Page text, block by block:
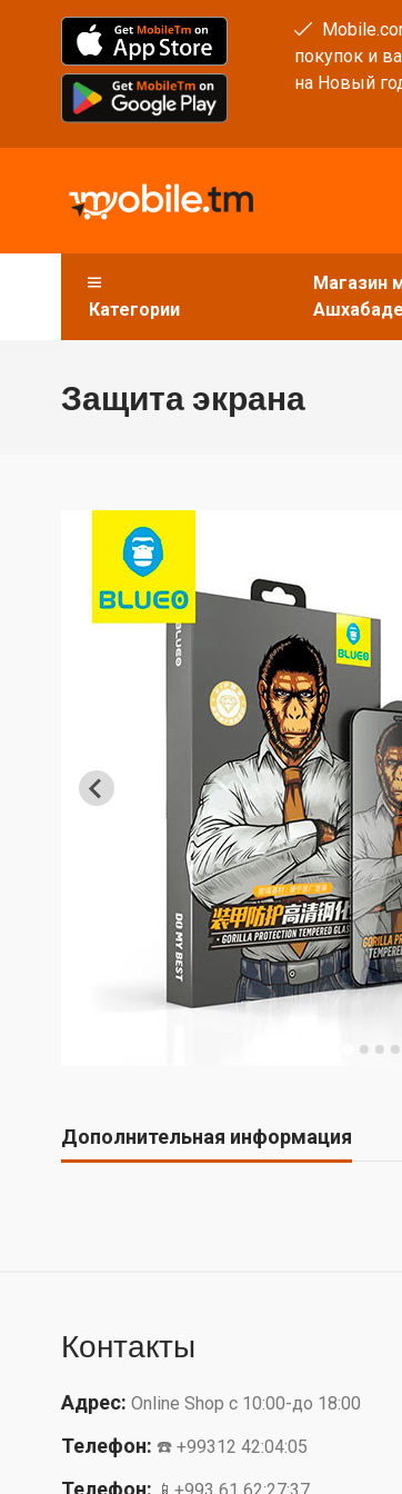
покупок и
на Новый
Категории
Магазин
Ашхабаде
Защита экрана
Дополнительная информация
Контакты
Адрес: Online Shop с 10:00-до 18:00
Телефон: ☎️ +99312 42:04:05